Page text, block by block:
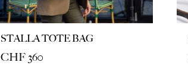
STALLA TOTE BAG
CHF360